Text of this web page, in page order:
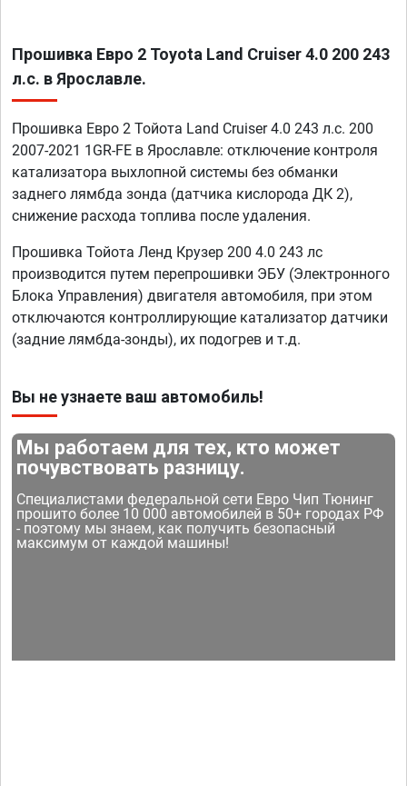
Прошивка Евро 2 Toyota Land Cruiser 4.0 200 243
л.с. в Ярославле.
Прошивка Евро 2 Тойота Land Cruiser 4.0 243 л.с. 200
2007-2021 1GR-FE в Ярославле: отключение контроля
катализатора выхлопной системы без обманки
заднего лямбда зонда (датчика кислорода ДК 2),
снижение расхода топлива после удаления.
Прошивка Тойота Ленд Крузер 200 4.0 243 лс
производится путем перепрошивки ЭБУ (Электронного
Блока Управления) двигателя автомобиля, при этом
отключаются контроллирующие катализатор датчики
(задние лямбда-зонды), их подогрев и т.д.
Вы не узнаете ваш автомобиль!
Мы работаем для тех, кто может
почувствовать разницу.
Специалистами федеральной сети Евро Чип Тюнинг
прошито более 10 000 автомобилей в 50+ городах РФ
- поэтому мы знаем, как получить безопасный
максимум от каждой машины!